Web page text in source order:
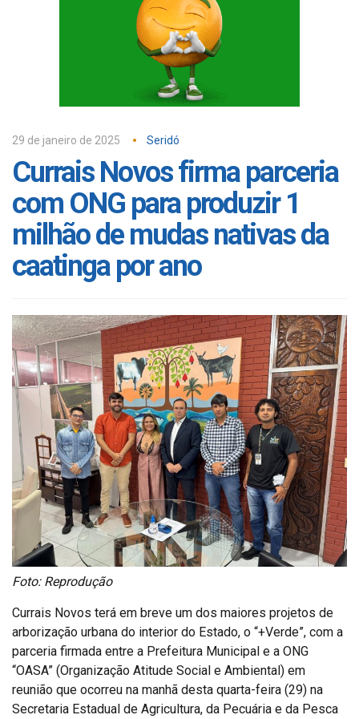
29 de janeiro de 2025 Seridó
Currais Novos firma parceria
com ONG para produzir 1
milhão de mudas nativas da
caatinga por ano
Foto: Reprodução
Currais Novos terá em breve um dos maiores projetos de
arborização urbana do interior do Estado, o “+Verde”, com a
parceria firmada entre a Prefeitura Municipal e a ONG
“OASA” (Organização Atitude Social e Ambiental) em
reunião que ocorreu na manhã desta quarta-feira (29) na
Secretaria Estadual de Agricultura, da Pecuária e da Pesca